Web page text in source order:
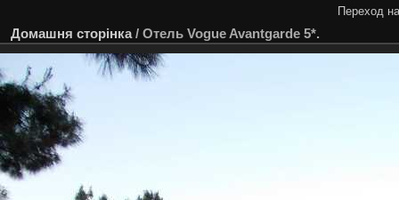
Переход
Домашня сторінка/ Отель Vogue Avantgarde 5*.